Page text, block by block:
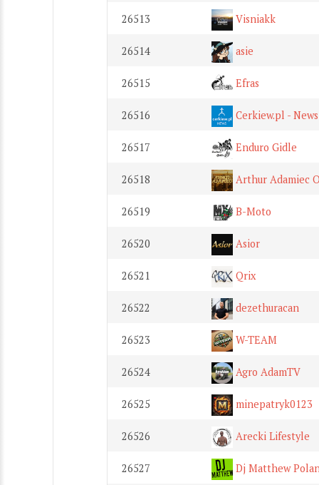
26513 Visniakk
26514 asie
26515 Efras
26516 Cerkiew.pl - News
26517 Enduro Gidle
26518 Arthur Adamiec
26519 B-Moto
26520 Asior
26521 Qrix
26522 dezethuracan
26523 W-TEAM
26524 Agro AdamTV
26525 minepatryk0123
26526 Arecki Lifestyle
26527 Dj Matthew